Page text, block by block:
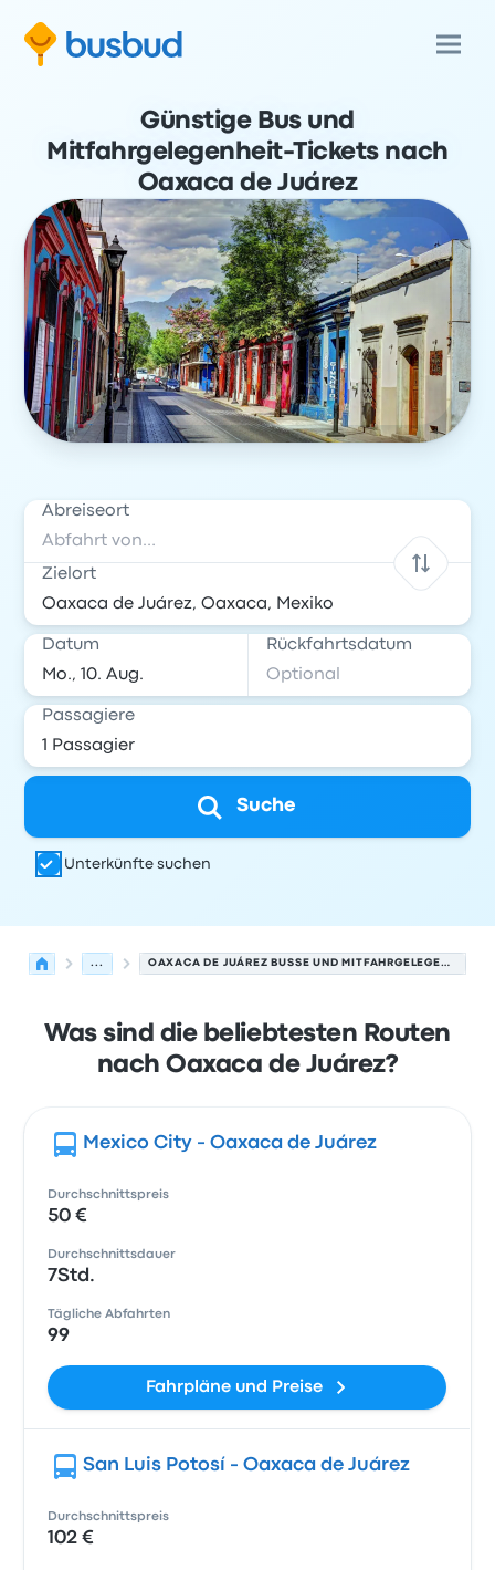
Günstige Bus und
Mitfahrgelegenheit-Tickets nach
Oaxaca de Juárez
Abreiseort
Zielort
Datum Rückfahrtsdatum
Passagiere
Suche
Unterkünfte suchen
... OAXACA DE JUÁREZ BUSSE UND MITFAHRGELEGENHEITEN.
Was sind die beliebtesten Routen
nach Oaxaca de Juárez?
Mexico City - Oaxaca de Juárez
Durchschnittspreis
50 €
Durchschnittsdauer
7Std.
Tägliche Abfahrten
99
Fahrpläne und Preise
San Luis Potosí - Oaxaca de Juárez
Durchschnittspreis
102 €